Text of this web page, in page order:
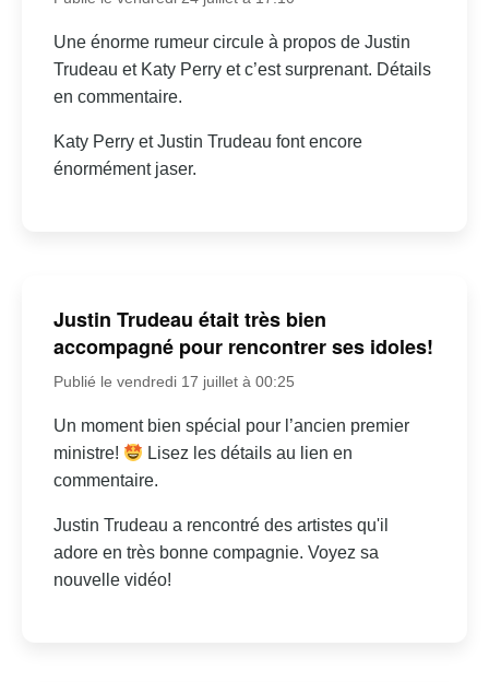
Une énorme rumeur circule à propos de Justin
Trudeau et Katy Perry et c’est surprenant. Détails
en commentaire.
Katy Perry et Justin Trudeau font encore
énormément jaser.
Justin Trudeau était très bien
accompagné pour rencontrer ses idoles!
Publié le vendredi 17 juillet à 00:25
Un moment bien spécial pour l’ancien premier
ministre!
Lisez les détails au lien en
commentaire.
Justin Trudeau a rencontré des artistes qu'il
adore en très bonne compagnie. Voyez sa
nouvelle vidéo!